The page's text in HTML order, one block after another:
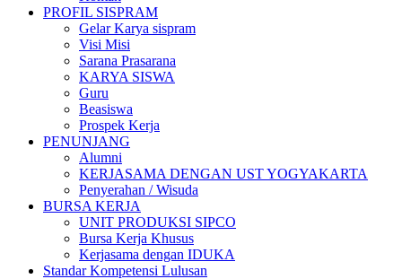
PROFIL SISPRAM
Gelar Karya sispram
Visi Misi
Sarana Prasarana
KARYA SISWA
Guru
Beasiswa
Prospek Kerja
PENUNJANG
Alumni
KERJASAMA DENGAN UST YOGYAKARTA
Penyerahan / Wisuda
BURSA KERJA
UNIT PRODUKSI SIPCO
Bursa Kerja Khusus
Kerjasama dengan IDUKA
Standar Kompetensi Lulusan